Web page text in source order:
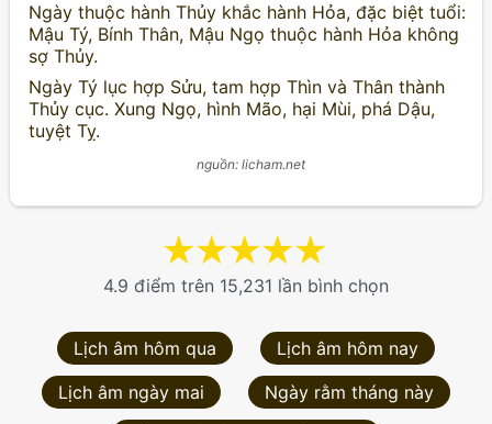
Ngày thuộc hành Thủy khắc hành Hỏa, đặc biệt tuổi:
Mậu Tý, Bính Thân, Mậu Ngọ thuộc hành Hỏa không
sợ Thủy.
Ngày Tý lục hợp Sửu, tam hợp Thìn và Thân thành
Thủy cục. Xung Ngọ, hình Mão, hại Mùi, phá Dậu,
tuyệt Tỵ.
nguồn: licham.net
★
★
★
★
★
4.9 điểm trên 15,231 lần bình chọn
Lịch âm hôm qua
Lịch âm hôm nay
Lịch âm ngày mai
Ngày rằm tháng này